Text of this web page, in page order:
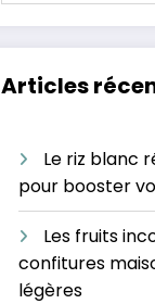
Articles
Le riz blanc
pour booster
Les fruits
confitures
légères